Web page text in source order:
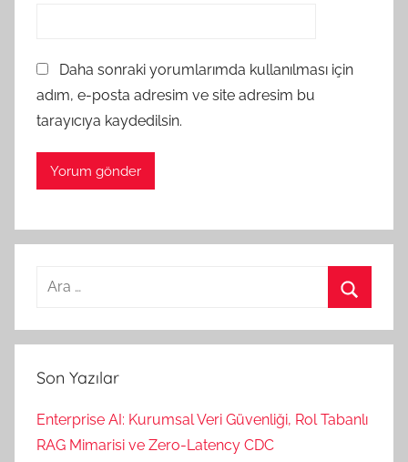
Daha sonraki yorumlarımda kullanılması için
adım, e-posta adresim ve site adresim bu
tarayıcıya kaydedilsin.
Arama:
Son Yazılar
Enterprise AI: Kurumsal Veri Güvenliği, Rol Tabanlı
RAG Mimarisi ve Zero-Latency CDC